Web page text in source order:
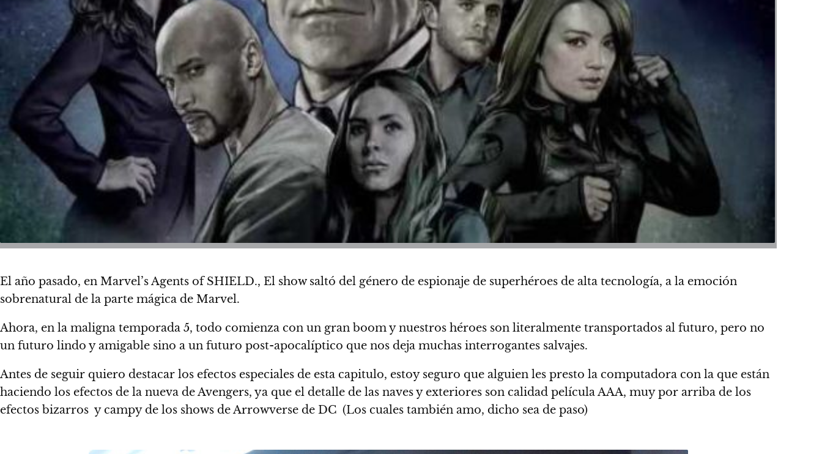
El año pasado, en Marvel’s Agents of SHIELD., El show saltó del género de espionaje de superhéroes de alta tecnología, a la emoción
sobrenatural de la parte mágica de Marvel.
Ahora, en la maligna temporada 5, todo comienza con un gran boom y nuestros héroes son literalmente transportados al futuro, pero no
un futuro lindo y amigable sino a un futuro post-apocalíptico que nos deja muchas interrogantes salvajes.
Antes de seguir quiero destacar los efectos especiales de esta capitulo, estoy seguro que alguien les presto la computadora con la que están
haciendo los efectos de la nueva de Avengers, ya que el detalle de las naves y exteriores son calidad película AAA, muy por arriba de los
efectos bizarros y campy de los shows de Arrowverse de DC (Los cuales también amo, dicho sea de paso)